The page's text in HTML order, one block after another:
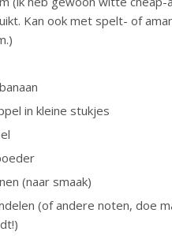
Kan ook met spelt- of
in kleine stukjes
(naar smaak)
(of andere noten, doe